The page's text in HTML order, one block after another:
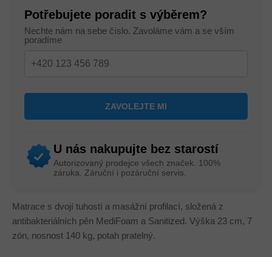
Potřebujete poradit s výběrem?
Nechte nám na sebe číslo. Zavoláme vám a se vším
poradíme
U nás nakupujte bez starostí
Autorizovaný prodejce všech značek. 100%
záruka. Záruční i pozáruční servis.
Matrace s dvojí tuhostí a masážní profilací, složená z
antibakteriálních pěn MediFoam a Sanitized. Výška 23 cm, 7
zón, nosnost 140 kg, potah pratelný.